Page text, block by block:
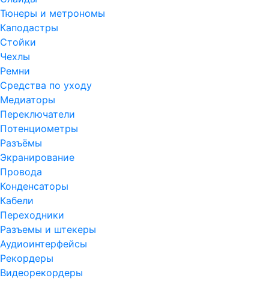
Тюнеры и метрономы
Каподастры
Стойки
Чехлы
Ремни
Средства по уходу
Медиаторы
Переключатели
Потенциометры
Разъёмы
Экранирование
Провода
Конденсаторы
Кабели
Переходники
Разъемы и штекеры
Аудиоинтерфейсы
Рекордеры
Видеорекордеры